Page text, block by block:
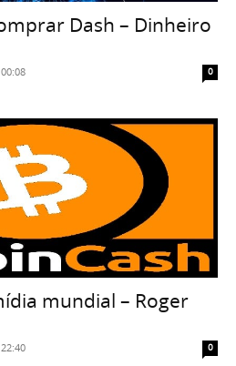
Dash – Dinheiro
0
mundial – Roger
0